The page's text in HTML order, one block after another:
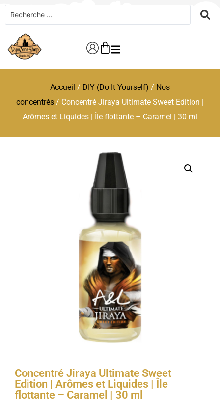
Accueil / DIY (Do It Yourself) / Nos
concentrés / Concentré Jiraya Ultimate Sweet Edition |
Arômes et Liquides | Île flottante – Caramel | 30 ml
Concentré Jiraya Ultimate Sweet
Edition | Arômes et Liquides | Île
flottante – Caramel | 30 ml